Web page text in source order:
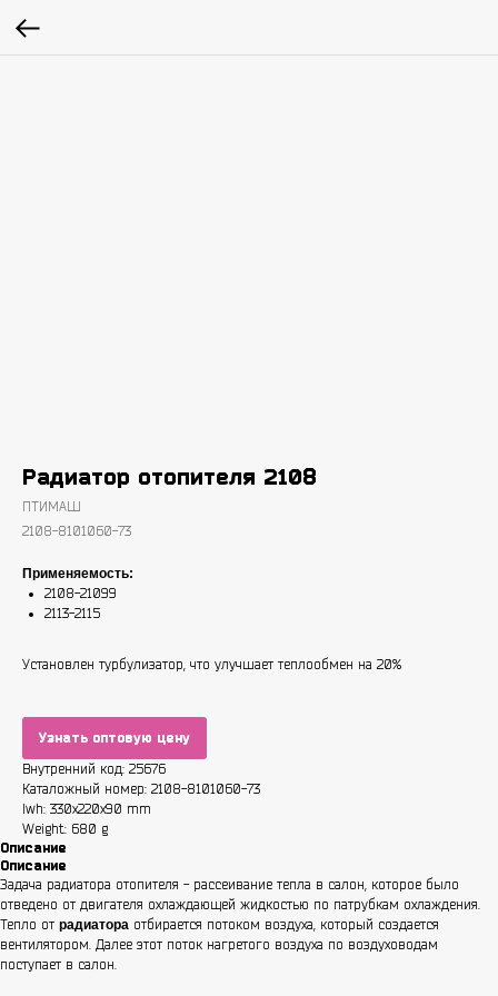
Радиатор отопителя 2108
ПТИМАШ
2108-8101060-73
Применяемость:
2108-21099
2113-2115
Установлен турбулизатор, что улучшает теплообмен на 20%
Узнать оптовую цену
Внутренний код: 25676
Каталожный номер: 2108-8101060-73
lwh: 330x220x90 mm
Weight: 680 g
Описание
Описание
Задача радиатора отопителя - рассеивание тепла в салон, которое было
отведено от двигателя охлаждающей жидкостью по патрубкам охлаждения.
Тепло от радиатора отбирается потоком воздуха, который создается
вентилятором. Далее этот поток нагретого воздуха по воздуховодам
поступает в салон.